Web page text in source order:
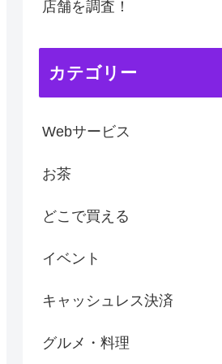
店舗を調査！
カテゴリー
Webサービス
お茶
どこで買える
イベント
キャッシュレス決済
グルメ・料理